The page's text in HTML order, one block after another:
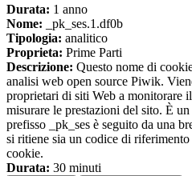
Durata: 1 anno
Nome: _pk_ses.1.df0b
Tipologia: analitico
Proprieta: Prime Parti
Descrizione: Questo nome di
analisi web open source Piwik.
proprietari di siti Web a monitorare
misurare le prestazioni del sito. È
prefisso _pk_ses è seguito da una
si ritiene sia un codice di
cookie.
Durata: 30 minuti